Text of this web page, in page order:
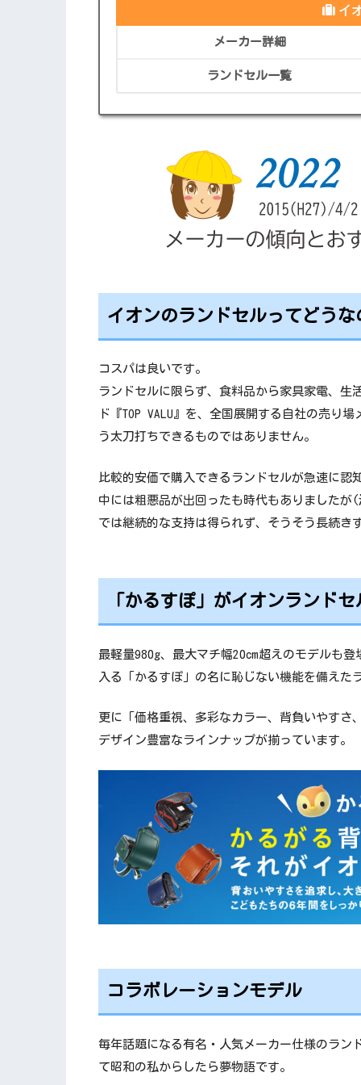
イ
メーカー詳細
ランドセル一覧
イオンのランドセルってどうな
コスパは良いです。
ランドセルに限らず、食料品から家具家電、生
ド『TOP VALU』を、全国展開する自社の売り
う太刀打ちできるものではありません。
比較的安価で購入できるランドセルが急速に
中には粗悪品が出回ったも時代もありました
では継続的な支持は得られず、そうそう長続き
「かるすぽ」がイオンランド
最軽量980g、最大マチ幅20cm超えのモデルも
入る「かるすぽ」の名に恥じない機能を備えた
更に「価格重視、多彩なカラー、背負いやすさ
デザイン豊富なラインナップが揃っています。
コラボレーションモデル
毎年話題になる有名・人気メーカー仕様のラン
て昭和の私からしたら夢物語です。